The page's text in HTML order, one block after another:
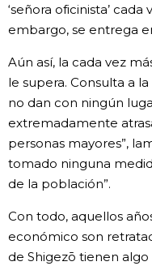
‘señora oficinista’
embargo, se entrega
Aún así, la cada vez
le supera. Consulta a
no dan con ningún
extremadamente
personas mayores”,
tomado ninguna
de la población”.
Con todo, aquellos
económico son
de Shigezō tienen